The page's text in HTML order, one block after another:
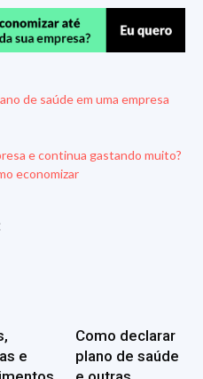
de saúde em uma empresa
e continua gastando muito?
economizar
e
Como declarar
plano de saúde